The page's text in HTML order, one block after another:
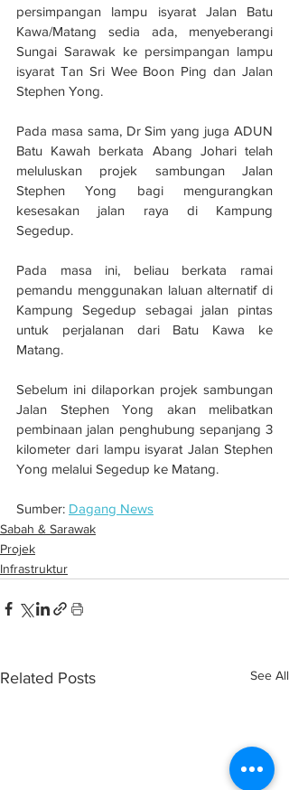
persimpangan lampu isyarat Jalan Batu
Kawa/Matang sedia ada, menyeberangi
Sungai Sarawak ke persimpangan lampu
isyarat Tan Sri Wee Boon Ping dan Jalan
Stephen Yong.
Pada masa sama, Dr Sim yang juga ADUN
Batu Kawah berkata Abang Johari telah
meluluskan projek sambungan Jalan
Stephen Yong bagi mengurangkan
kesesakan jalan raya di Kampung
Segedup.
Pada masa ini, beliau berkata ramai
pemandu menggunakan laluan alternatif di
Kampung Segedup sebagai jalan pintas
untuk perjalanan dari Batu Kawa ke
Matang.
Sebelum ini dilaporkan projek sambungan
Jalan Stephen Yong akan melibatkan
pembinaan jalan penghubung sepanjang 3
kilometer dari lampu isyarat Jalan Stephen
Yong melalui Segedup ke Matang.
Sumber: Dagang News
Sabah & Sarawak
Projek
Infrastruktur
Related Posts See All